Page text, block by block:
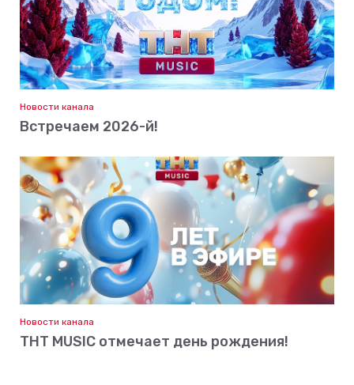
Новости канала
Встречаем 2026-й!
Новости канала
ТНТ MUSIC отмечает день рождения!